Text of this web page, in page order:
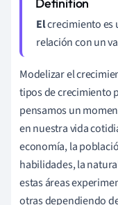
Elcrecimiento es
relación con un
Modelizar el
tipos de crecimiento
pensamos un
en nuestra vida
economía, la
habilidades, la
estas áreas
otras dependiendo